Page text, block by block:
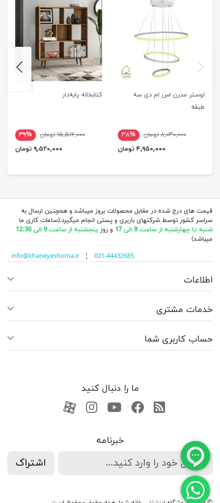
لوستر مدرن اس ام دی سه
طبقه
۸,۰۳۰,۰۰۰ تومان
۳۸%
۴,۹۵۰,۰۰۰ تومان
کتابخانه پایه‌دار
۱۵,۵۱۶,۰۰۰ تومان
۳۹%
۹,۵۲۰,۰۰۰ تومان
previus
قیمت های درج شده در مقابل محصولات بروز میباشد و همچنین ارسال به
سراسر کشور توسط شرکتهای باربری و پستی انجام میگیرد.(ساعات کاری ما
شنبه تا چهارشنبه از ساعت 9 الی 17
و روز پنجشنبه از ساعت 9 الی 12:30
میباشد)
info@khaneyeshoma.ir¦ 021-44432685
اطلاعات
خدمات مشتری
حساب کاربری شما
ما را دنبال کنید
RSSفیسبوکیوتیوبکانال آپارات
کانال آپارات
خبرنامه
اشتراک